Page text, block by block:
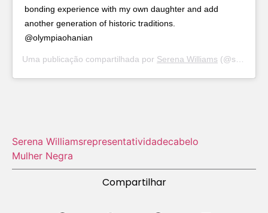
bonding experience with my own daughter and add
another generation of historic traditions.
@olympiaohanian
Uma publicação compartilhada por Serena Williams (@serenawilliams) em
Serena Williamsrepresentatividadecabelo
Mulher Negra
Compartilhar